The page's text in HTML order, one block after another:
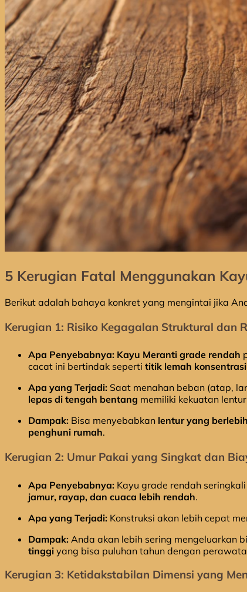
5 Kerugian Fatal Menggunakan
Berikut adalah bahaya konkret yang mengintai jika
Kerugian 1: Risiko Kegagalan Struktural dan
Apa Penyebabnya: Kayu Meranti grade rendah
cacat ini bertindak seperti titik lemah konsentrasi
Apa yang Terjadi: Saat menahan beban (atap,
lepas di tengah bentang memiliki kekuatan
Dampak: Bisa menyebabkan lentur yang
penghuni rumah.
Kerugian 2: Umur Pakai yang Singkat dan
Apa Penyebabnya: Kayu grade rendah
jamur, rayap, dan cuaca lebih rendah.
Apa yang Terjadi: Konstruksi akan lebih cepat
Dampak: Anda akan lebih sering mengeluarkan
tinggi yang bisa puluhan tahun dengan
Kerugian 3: Ketidakstabilan Dimensi yang